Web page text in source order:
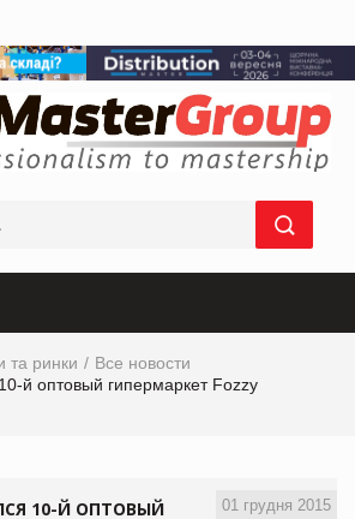
та ринки
Все новости
й оптовый гипермаркет Fozzy
01 грудня 2015
10-Й ОПТОВЫЙ